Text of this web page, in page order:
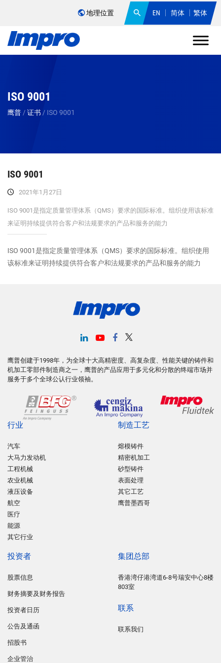
地理位置 EN 简体 繁体
ISO 9001
鹰普/ 证书 / ISO 9001
ISO 9001
2021年1月27日
ISO 9001是指定质量管理体系（QMS）要求的国际标准。组织使用该标准
来证明持续提供符合客户和法规要求的产品和服务的能力
ISO 9001是指定质量管理体系（QMS）要求的国际标准。组织使用
该标准来证明持续提供符合客户和法规要求的产品和服务的能力
鹰普创建于1998年，为全球十大高精密度、高复杂度、性能关键的铸件和
机加工零部件制造商之一，鹰普的产品应用于多元化和分散的终端市场并
服务于多个全球公认行业领袖。
行业
汽车
大马力发动机
工程机械
农业机械
液压设备
航空
医疗
能源
其它行业
制造工艺
熔模铸件
精密机加工
砂型铸件
表面处理
其它工艺
鹰普墨西哥
投资者
股票信息
财务摘要及财务报告
投资者日历
公告及通函
招股书
企业管治
集团总部
香港湾仔港湾道6-8号瑞安中心8楼
803室
联系
联系我们